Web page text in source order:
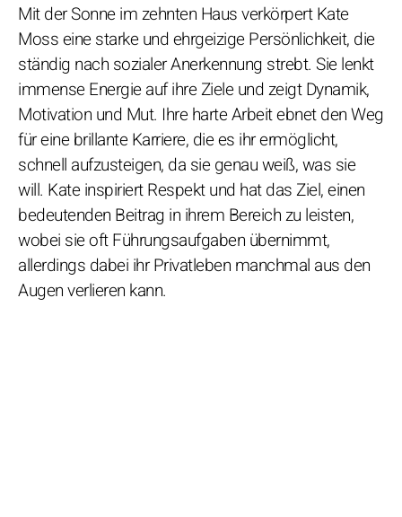
Mit der Sonne im zehnten Haus verkörpert Kate
Moss eine starke und ehrgeizige Persönlichkeit, die
ständig nach sozialer Anerkennung strebt. Sie lenkt
immense Energie auf ihre Ziele und zeigt Dynamik,
Motivation und Mut. Ihre harte Arbeit ebnet den Weg
für eine brillante Karriere, die es ihr ermöglicht,
schnell aufzusteigen, da sie genau weiß, was sie
will. Kate inspiriert Respekt und hat das Ziel, einen
bedeutenden Beitrag in ihrem Bereich zu leisten,
wobei sie oft Führungsaufgaben übernimmt,
allerdings dabei ihr Privatleben manchmal aus den
Augen verlieren kann.